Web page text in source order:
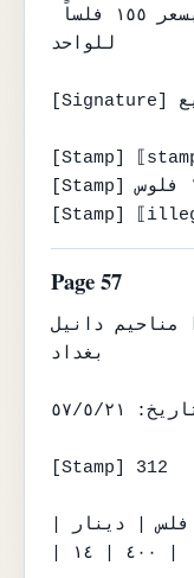
للواحد
[Signature] جلوب ربيع
[Stamp]
[Stamp] ١٠ فلوس
[Stamp]
Page 57
مناحيم دانيل
بغداد
التاريخ: ٥٧/٥/٢١
[Stamp] 312